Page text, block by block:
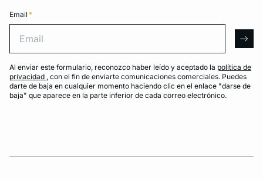
Email *
Al enviar este formulario, reconozco haber leído y aceptado la política de
privacidad , con el fin de enviarte comunicaciones comerciales. Puedes
darte de baja en cualquier momento haciendo clic en el enlace "darse de
baja" que aparece en la parte inferior de cada correo electrónico.